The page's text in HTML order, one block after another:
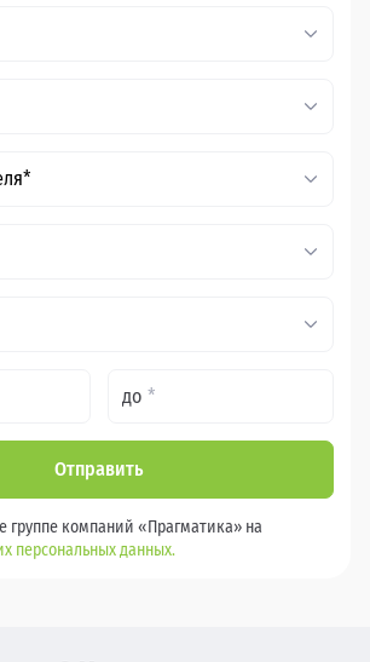
до
Отправить
группе компаний «Прагматика» на
персональных данных.